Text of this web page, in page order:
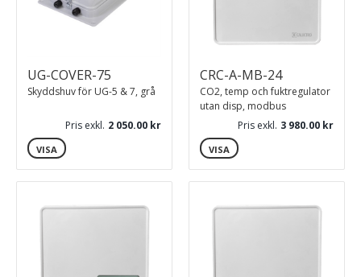
Skyddshuv för UG-5 & 7, grå
UG-COVER-75
Pris exkl. 2 050.00
VISA
CO2, temp och fuktregulator
utan disp, modbus
CRC-A-MB-24
Pris exkl. 3 980.00
VISA